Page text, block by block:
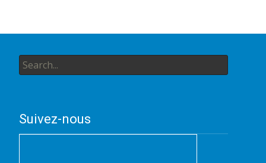
Search
for:
Suivez-nous